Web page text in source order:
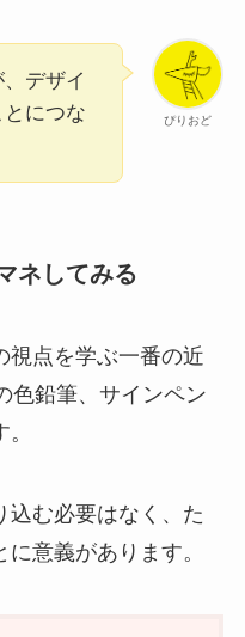
ぴりおど
デザイ
につな
ネしてみる
視点を学ぶ一番の近
色鉛筆、サインペン
込む必要はなく、た
意義があります。